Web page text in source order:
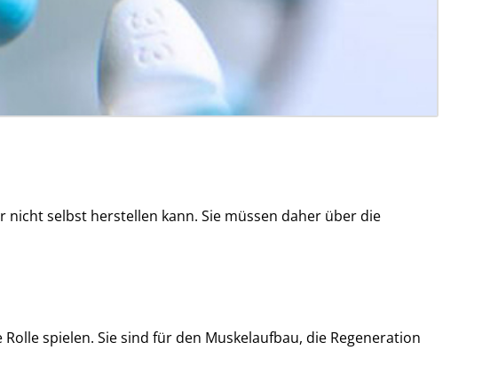
nicht selbst herstellen kann. Sie müssen daher über die
spielen. Sie sind für den Muskelaufbau, die Regeneration